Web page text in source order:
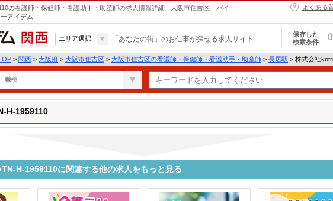
の看護師・保健師・看護助手・助産師の求人情報詳細 - 大阪市住吉区｜バイ
アイデム
よくある
関西
エリア選択 「あなたの街」のお仕事が探せる求人サイト
保存した
検索条件
0
> 関西 > 大阪府 > 大阪市住吉区 > 大阪市住吉区の看護師・保健師・看護助手・助産師 > 長居駅 > 株式会社
職種
H-1959110
H-1959110に関連する他の求人をもっと見る